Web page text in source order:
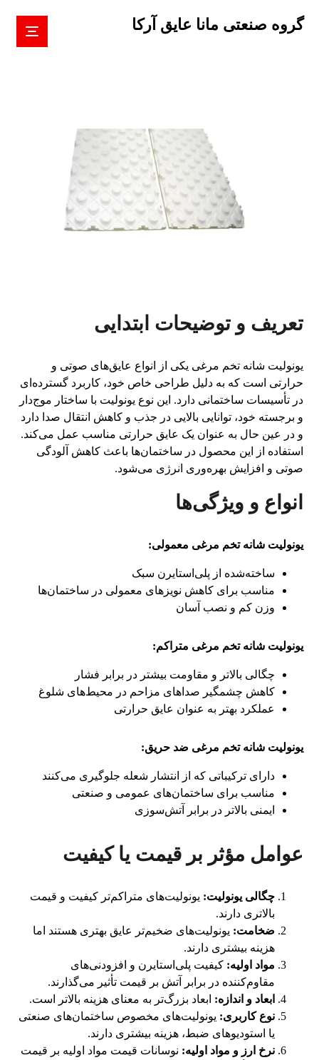
گروه صنعتی مانا عایق آرکا
تعریف و توضیحات ابتدایی
یونولیت شانه تخم مرغی یکی از انواع عایق‌های صوتی و
حرارتی است که به دلیل طراحی خاص خود، کاربرد گسترده‌ای
در تأسیسات ساختمانی دارد. این نوع یونولیت با ساختار موج‌دار
و برجسته خود، توانایی بالایی در جذب و کاهش انتقال صدا دارد
و در عین حال به عنوان یک عایق حرارتی مناسب عمل می‌کند.
استفاده از این محصول در ساختمان‌ها باعث کاهش آلودگی
صوتی و افزایش بهره‌وری انرژی می‌شود.
انواع و ویژگی‌ها
یونولیت شانه تخم مرغی معمولی:
ساخته‌شده از پلی‌استایرن سبک
مناسب برای کاهش نویزهای معمولی در ساختمان‌ها
وزن کم و نصب آسان
یونولیت شانه تخم مرغی متراکم:
چگالی بالاتر و مقاومت بیشتر در برابر فشار
کاهش چشمگیر صداهای مزاحم در محیط‌های شلوغ
عملکرد بهتر به عنوان عایق حرارتی
یونولیت شانه تخم مرغی ضد حریق:
دارای ترکیباتی که از انتشار شعله جلوگیری می‌کنند
مناسب برای ساختمان‌های عمومی و صنعتی
ایمنی بالاتر در برابر آتش‌سوزی
عوامل مؤثر بر قیمت یا کیفیت
چگالی یونولیت: یونولیت‌های متراکم‌تر کیفیت و قیمت
بالاتری دارند.
ضخامت: یونولیت‌های ضخیم‌تر عایق بهتری هستند اما
هزینه بیشتری دارند.
مواد اولیه: کیفیت پلی‌استایرن و افزودنی‌های
مقاوم‌کننده در برابر آتش بر قیمت تأثیر می‌گذارند.
ابعاد و اندازه: ابعاد بزرگ‌تر به معنای هزینه بالاتر است.
نوع کاربری: یونولیت‌های مخصوص ساختمان‌های صنعتی
یا استودیوهای ضبط، هزینه بیشتری دارند.
نرخ ارز و مواد اولیه: نوسانات قیمت مواد اولیه بر قیمت